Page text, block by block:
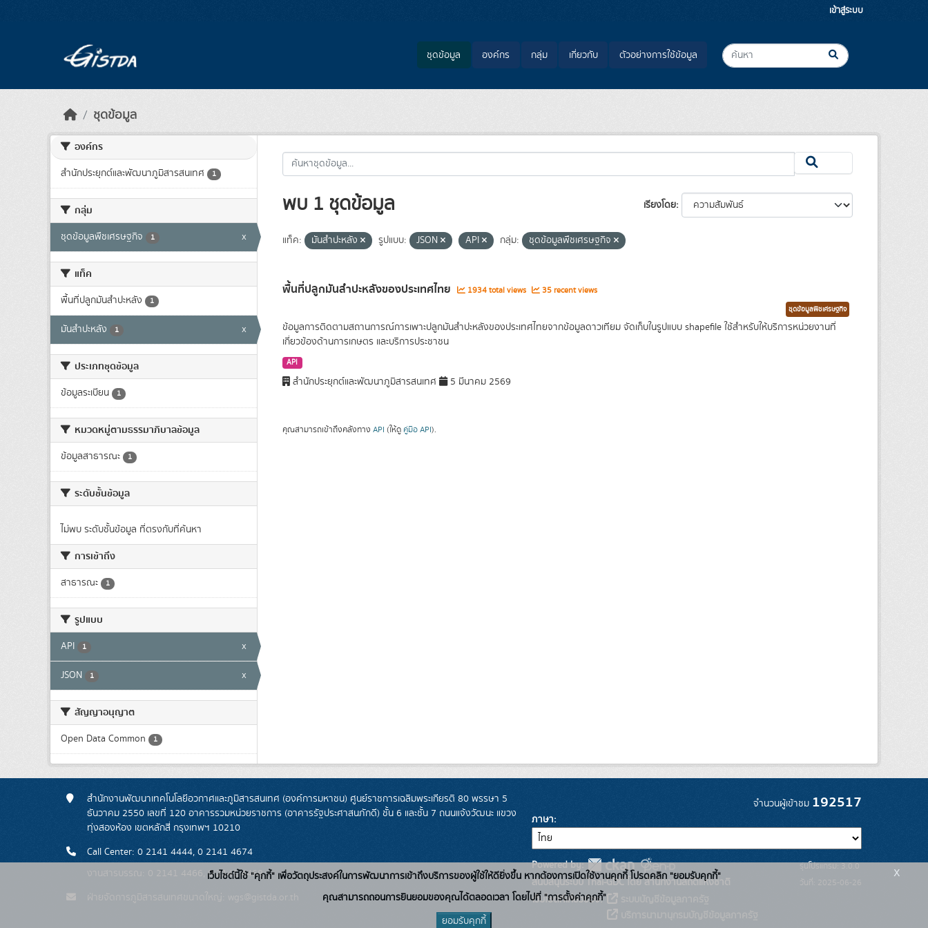
เข้าสู่ระบบ
ชุดข้อมูล องค์กร กลุ่ม เกี่ยวกับ ตัวอย่างการใช้ข้อมูล
ชุดข้อมูล
องค์กร
สำนักประยุกต์และพัฒนาภูมิสารสนเทศ 1
กลุ่ม
ชุดข้อมูลพืชเศรษฐกิจ 1 x
แท็ค
พื้นที่ปลูกมันสำปะหลัง 1
มันสำปะหลัง 1 x
ประเภทชุดข้อมูล
ข้อมูลระเบียน 1
หมวดหมู่ตามธรรมาภิบาลข้อมูล
ข้อมูลสาธารณะ 1
ระดับชั้นข้อมูล
ไม่พบ ระดับชั้นข้อมูล ที่ตรงกับที่ค้นหา
การเข้าถึง
สาธารณะ 1
รูปแบบ
API 1 x
JSON 1 x
สัญญาอนุญาต
Open Data Common 1
เรียงโดย
พบ 1 ชุดข้อมูล
แท็ค: มันสำปะหลัง รูปแบบ: JSON API กลุ่ม: ชุดข้อมูลพืชเศรษฐกิจ
พื้นที่ปลูกมันสำปะหลังของประเทศไทย 1934 total views 35 recent views
ชุดข้อมูลพืชเศรษฐกิจ
ข้อมูลการติดตามสถานการณ์การเพาะปลูกมันสำปะหลังของประเทศไทยจากข้อมูลดาวเทียม จัดเก็บในรูปแบบ shapefile ใช้สำหรับให้บริการหน่วยงานที่
เกี่ยวข้องด้านการเกษตร และบริการประชาชน
API
สำนักประยุกต์และพัฒนาภูมิสารสนเทศ 5 มีนาคม 2569
คุณสามารถเข้าถึงคลังทาง API (ให้ดู คู่มือ API).
สำนักงานพัฒนาเทคโนโลยีอวกาศและภูมิสารสนเทศ (องค์การมหาชน) ศูนย์ราชการเฉลิมพระเกียรติ 80 พรรษา 5
ธันวาคม 2550 เลขที่ 120 อาคารรวมหน่วยราชการ (อาคารรัฐประศาสนภักดี) ชั้น 6 และชั้น 7 ถนนแจ้งวัฒนะ แขวง
ทุ่งสองห้อง เขตหลักสี่ กรุงเทพฯ 10210
Call Center: 0 2141 4444, 0 2141 4674
งานสารบรรณ: 0 2141 4466, 0 2141 4468
ฝ่ายจัดการภูมิสารสนเทศขนาดใหญ่: wgs@gistda.or.th
จำนวนผู้เข้าชม 192517
ภาษา
Powered by:
สนับสนุนระบบ Thai-GDC โดย สำนักงานสถิติแห่งชาติ
เว็บไซต์ที่เกี่ยวข้อง:
รุ่นโปรแกรม: 3.0.0
วันที่: 2025-06-26
เว็บไซต์นี้ใช้ "คุกกี้" เพื่อวัตถุประสงค์ในการพัฒนาการเข้าถึงบริการของผู้ใช้ให้ดียิ่งขึ้น หากต้องการเปิดใช้งานคุกกี้ โปรดคลิก "ยอมรับคุกกี้"
คุณสามารถถอนการยินยอมของคุณได้ตลอดเวลา โดยไปที่ "การตั้งค่าคุกกี้"
ยอมรับคุกกี้
x